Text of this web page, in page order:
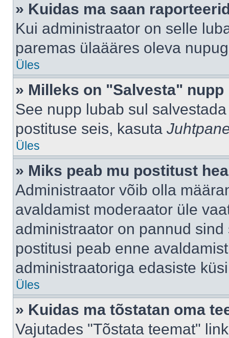
» Kuidas ma saan
Kui administraator on selle
paremas ülaääres oleva
Üles
» Milleks on "Salvesta"
See nupp lubab sul
postituse seis, kasuta
Üles
» Miks peab mu postitust
Administraator võib olla
avaldamist moderaator üle
administraator on pannud
postitusi peab enne
administraatoriga edasiste
Üles
» Kuidas ma tõstatan oma
Vajutades "Tõstata teemat"